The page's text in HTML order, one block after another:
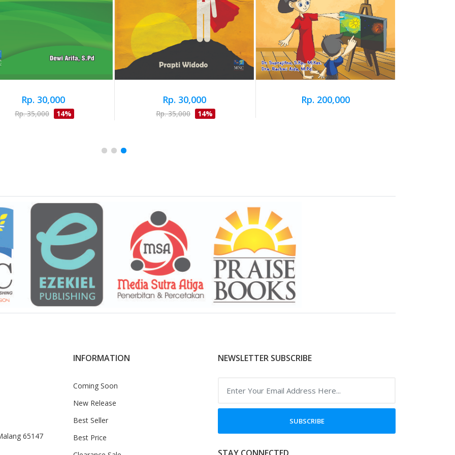
Rp. 30,000
Rp. 35,000 14%
Rp. 30,000
Rp. 35,000 14%
Rp. 200,000
65147
INFORMATION
Coming Soon
New Release
Best Seller
Best Price
NEWSLETTER SUBSCRIBE
SUBSCRIBE